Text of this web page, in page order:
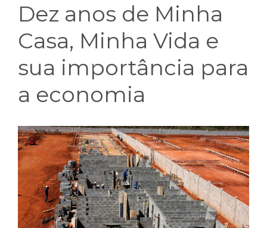
Dez anos de Minha
Casa, Minha Vida e
sua importância para
a economia